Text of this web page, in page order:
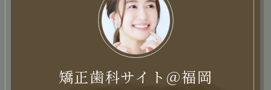
矯正歯科サイト＠福岡